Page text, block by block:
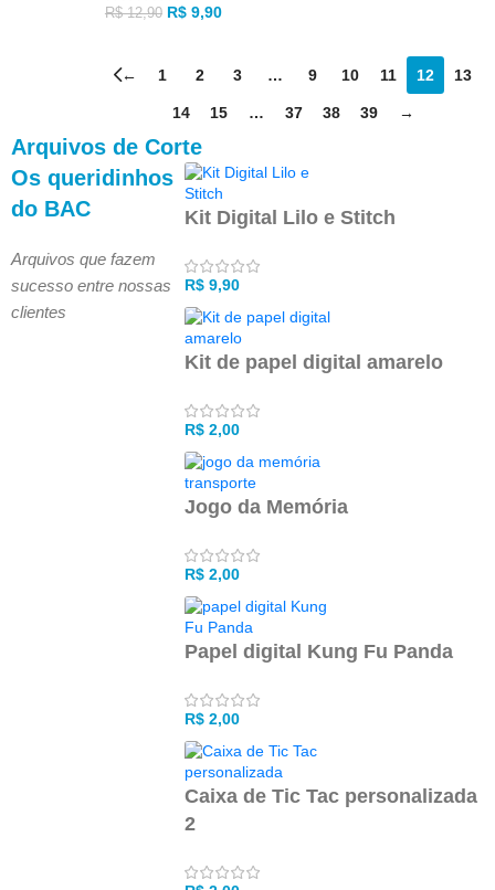
R$12,90 R$9,90
← 1 2 3 … 9 10 11 12 13
14 15 … 37 38 39 →
Arquivos de Corte
Os queridinhos
do BAC
Arquivos que fazem
sucesso entre nossas
clientes
Kit Digital Lilo e Stitch
R$9,90
Kit de papel digital amarelo
R$2,00
Jogo da Memória
R$2,00
Papel digital Kung Fu Panda
R$2,00
Caixa de Tic Tac personalizada
2